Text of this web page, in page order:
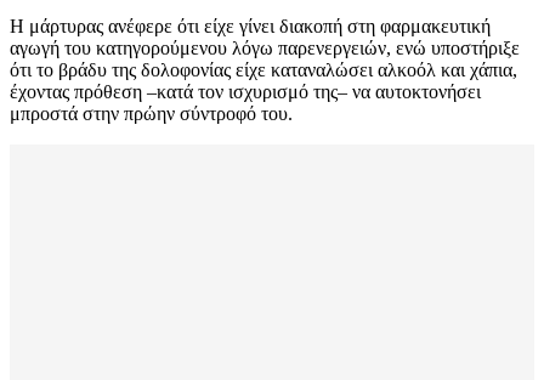
Η μάρτυρας ανέφερε ότι είχε γίνει διακοπή στη φαρμακευτική
αγωγή του κατηγορούμενου λόγω παρενεργειών, ενώ υποστήριξε
ότι το βράδυ της δολοφονίας είχε καταναλώσει αλκοόλ και χάπια,
έχοντας πρόθεση –κατά τον ισχυρισμό της– να αυτοκτονήσει
μπροστά στην πρώην σύντροφό του.